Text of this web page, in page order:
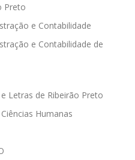
Preto
e Contabilidade
e Contabilidade de
Letras de Ribeirão Preto
Humanas